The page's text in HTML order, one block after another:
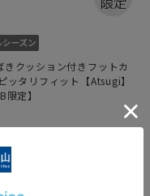
クッション付きフットカ
ッタリフィット【Atsugi】
限定】